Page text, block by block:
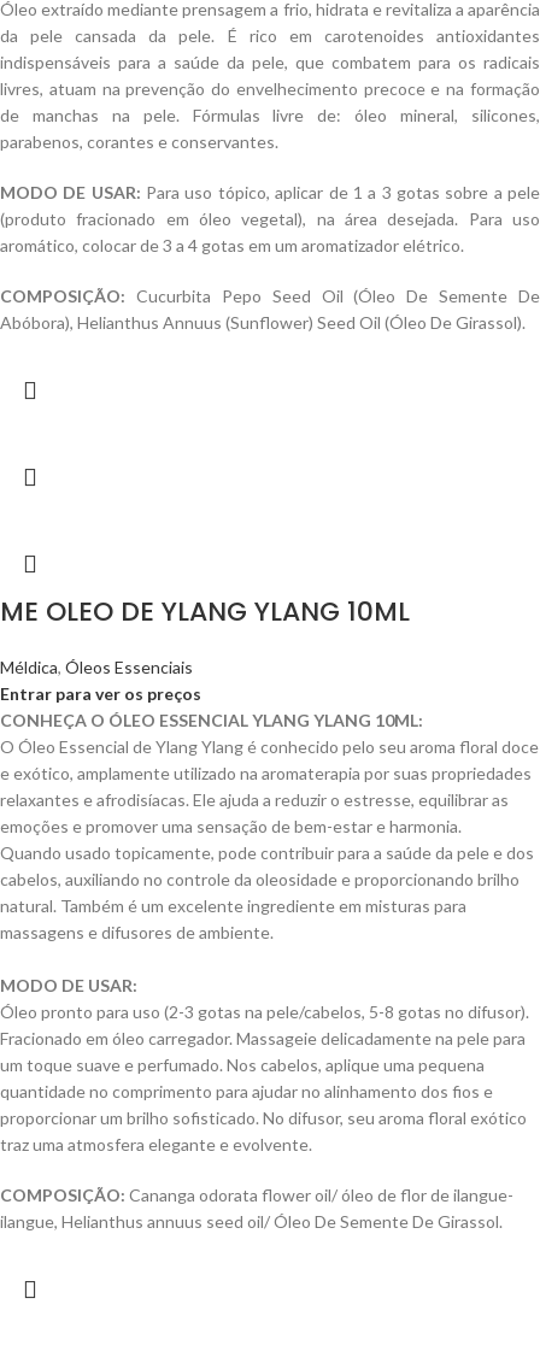
Óleo extraído mediante prensagem a frio, hidrata e revitaliza a aparência
da pele cansada da pele. É rico em carotenoides antioxidantes
indispensáveis para a saúde da pele, que combatem para os radicais
livres, atuam na prevenção do envelhecimento precoce e na formação
de manchas na pele. Fórmulas livre de: óleo mineral, silicones,
parabenos, corantes e conservantes.
MODO DE USAR: Para uso tópico, aplicar de 1 a 3 gotas sobre a pele
(produto fracionado em óleo vegetal), na área desejada. Para uso
aromático, colocar de 3 a 4 gotas em um aromatizador elétrico.
COMPOSIÇÃO: Cucurbita Pepo Seed Oil (Óleo De Semente De
Abóbora), Helianthus Annuus (Sunflower) Seed Oil (Óleo De Girassol).
ME OLEO DE YLANG YLANG 10ML
Méldica, Óleos Essenciais
Entrar para ver os preços
CONHEÇA O ÓLEO ESSENCIAL YLANG YLANG 10ML:
O Óleo Essencial de Ylang Ylang é conhecido pelo seu aroma floral doce
e exótico, amplamente utilizado na aromaterapia por suas propriedades
relaxantes e afrodisíacas. Ele ajuda a reduzir o estresse, equilibrar as
emoções e promover uma sensação de bem-estar e harmonia.
Quando usado topicamente, pode contribuir para a saúde da pele e dos
cabelos, auxiliando no controle da oleosidade e proporcionando brilho
natural. Também é um excelente ingrediente em misturas para
massagens e difusores de ambiente.
MODO DE USAR:
Óleo pronto para uso (2-3 gotas na pele/cabelos, 5-8 gotas no difusor).
Fracionado em óleo carregador. Massageie delicadamente na pele para
um toque suave e perfumado. Nos cabelos, aplique uma pequena
quantidade no comprimento para ajudar no alinhamento dos fios e
proporcionar um brilho sofisticado. No difusor, seu aroma floral exótico
traz uma atmosfera elegante e evolvente.
COMPOSIÇÃO: Cananga odorata flower oil/ óleo de flor de ilangue-
ilangue, Helianthus annuus seed oil/ Óleo De Semente De Girassol.